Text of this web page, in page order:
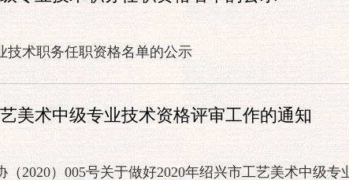
技术职务任职资格名单的公示
美术中级专业技术资格评审工作的通知
2020）005号关于做好2020年绍兴市工艺美术中级